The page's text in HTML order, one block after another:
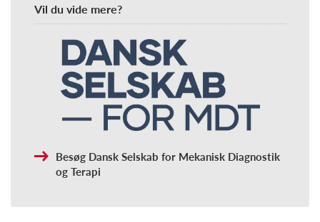
Vil du vide mere?
Besøg Dansk Selskab for Mekanisk Diagnostik
og Terapi